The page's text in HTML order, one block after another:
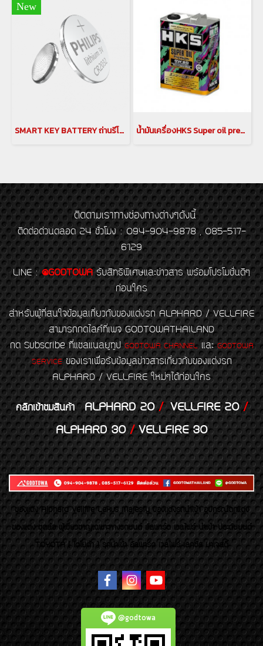
New
SMART KEY BATTERY ถ่านรีโมทสมาร์ทคีย์ Alphard 30 แบตเตอรี่สมาร์ทคีย์อัลพาร์ด เวลไฟร์ ถ่านสมาร์ทคีย์อัลพาร์ด เวลไฟร์ A/V 20 : 2008-2014 , A/V 30 : 2015-2021 น้ำมันเครื่องHKS Super oil premium ow 20 น้ำมันเครื่องอัลพาร์ด เวลไฟร์ เปลี่ยนถ่ายน้ำมันเครื่อง
ติดตามเราทางช่องทางต่างๆดังนี้
ติดต่อด่วนตลอด 24 ชั่วโมง : 094-904-9878 , 085-517-
6129
LINE : @GODTOWA รับสิทธิพิเศษและข่าวสาร พร้อมโปรโมชั่นดีๆ
ก่อนใคร
สำหรับผู้ที่สนใจข้อมูลเกี่ยวกับของแต่งรถ ALPHARD / VELLFIRE
สามารถกดไลค์ที่เพจ GODTOWATHAILAND
กด Subscribe ที่แชลแนลยูทูป GODTOWA CHANNELและGODTOWA
SERVICEของเราเพื่อรับข้อมูลข่าวสารเกี่ยวกับของแต่งรถ
ALPHARD / VELLFIRE ใหม่ๆได้ก่อนใคร
คลิกเข้าชมสินค้า ALPHARD 20/VELLFIRE 20/
ALPHARD 30/VELLFIRE 30
ของเเต่ง Alphard Vellfire Lexus Majesty ของเเต่งรถนำเข้า อุปกรณ์ตกแต่ง
ของแต่ง ชุดล้อ ผู้เชี่ยวชาญเฉพาะทางรถยนต์ อัลพาร์ด เวลไฟร์ นำเข้า ประดับยนต์
TOYOTA ( โตโยต้า ) รถนำเข้า อัลพาร์ด เวลไฟร์ เลกซัส มาเจสตี้
@godtowa